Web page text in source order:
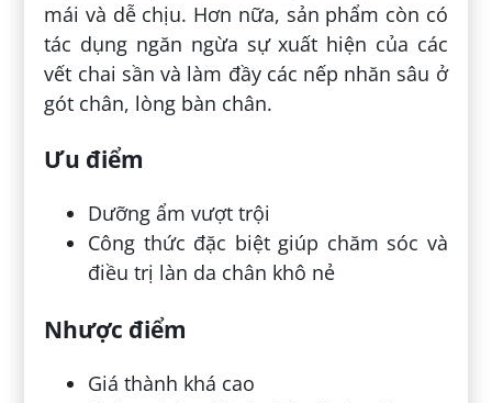
mái và dễ chịu. Hơn nữa, sản phẩm còn có
tác dụng ngăn ngừa sự xuất hiện của các
vết chai sần và làm đầy các nếp nhăn sâu ở
gót chân, lòng bàn chân.
Ưu điểm
Dưỡng ẩm vượt trội
Công thức đặc biệt giúp chăm sóc và
điều trị làn da chân khô nẻ
Nhược điểm
Giá thành khá cao